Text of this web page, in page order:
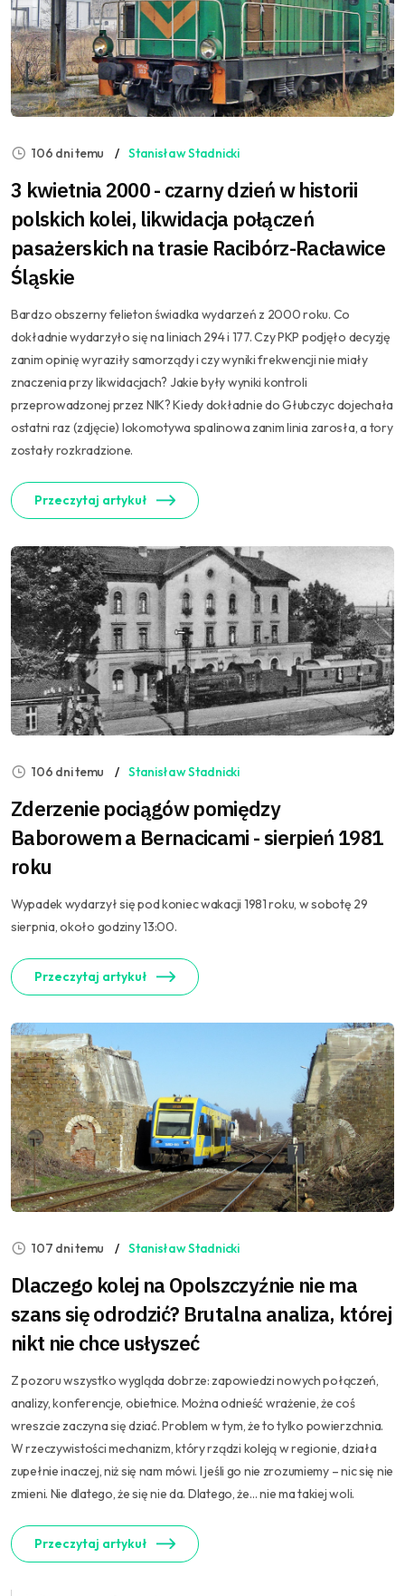
106 dni temu Stanisław Stadnicki
3 kwietnia 2000 - czarny dzień w historii
polskich kolei, likwidacja połączeń
pasażerskich na trasie Racibórz-Racławice
Śląskie
Bardzo obszerny felieton świadka wydarzeń z 2000 roku. Co
dokładnie wydarzyło się na liniach 294 i 177. Czy PKP podjęło decyzję
zanim opinię wyraziły samorządy i czy wyniki frekwencji nie miały
znaczenia przy likwidacjach? Jakie były wyniki kontroli
przeprowadzonej przez NIK? Kiedy dokładnie do Głubczyc dojechała
ostatni raz (zdjęcie) lokomotywa spalinowa zanim linia zarosła, a tory
zostały rozkradzione.
Przeczytaj artykuł
106 dni temu Stanisław Stadnicki
Zderzenie pociągów pomiędzy
Baborowem a Bernacicami - sierpień 1981
roku
Wypadek wydarzył się pod koniec wakacji 1981 roku, w sobotę 29
sierpnia, około godziny 13:00.
Przeczytaj artykuł
107 dni temu Stanisław Stadnicki
Dlaczego kolej na Opolszczyźnie nie ma
szans się odrodzić? Brutalna analiza, której
nikt nie chce usłyszeć
Z pozoru wszystko wygląda dobrze: zapowiedzi nowych połączeń,
analizy, konferencje, obietnice. Można odnieść wrażenie, że coś
wreszcie zaczyna się dziać. Problem w tym, że to tylko powierzchnia.
W rzeczywistości mechanizm, który rządzi koleją w regionie, działa
zupełnie inaczej, niż się nam mówi. I jeśli go nie zrozumiemy – nic się nie
zmieni. Nie dlatego, że się nie da. Dlatego, że… nie ma takiej woli.
Przeczytaj artykuł